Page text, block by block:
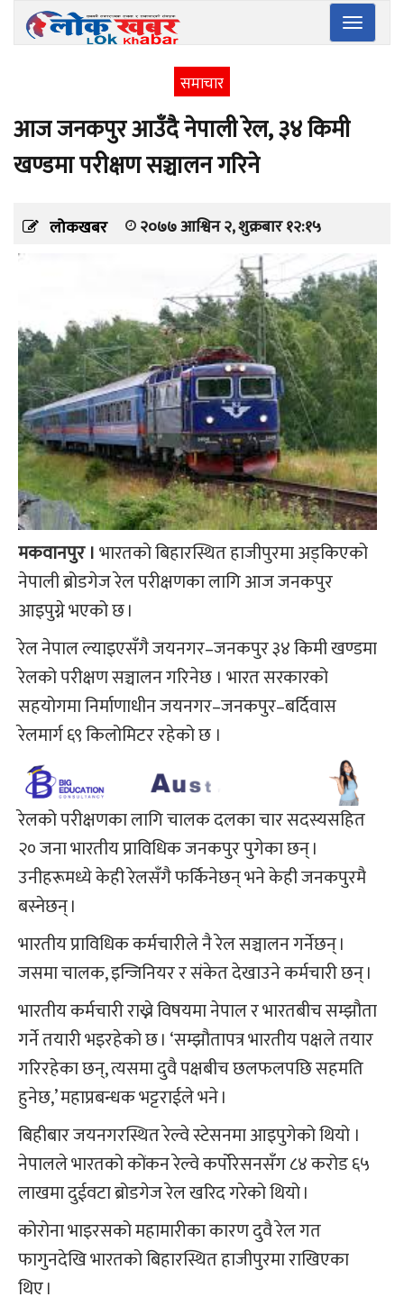
Toggle
समाचार
आज जनकपुर आउँदै नेपाली रेल, ३४ किमी
खण्डमा परीक्षण सञ्चालन गरिने
लोकखबर २०७७ आश्विन २, शुक्रबार १२:१५
मकवानपुर ।भारतको बिहारस्थित हाजीपुरमा अड्किएको
नेपाली ब्रोडगेज रेल परीक्षणका लागि आज जनकपुर
आइपुग्ने भएको छ ।
रेल नेपाल ल्याइएसँगै जयनगर–जनकपुर ३४ किमी खण्डमा
रेलको परीक्षण सञ्चालन गरिनेछ । भारत सरकारको
सहयोगमा निर्माणाधीन जयनगर–जनकपुर–बर्दिवास
रेलमार्ग ६९ किलोमिटर रहेको छ ।
रेलको परीक्षणका लागि चालक दलका चार सदस्यसहित
२० जना भारतीय प्राविधिक जनकपुर पुगेका छन् ।
उनीहरूमध्ये केही रेलसँगै फर्किनेछन् भने केही जनकपुरमै
बस्नेछन् ।
भारतीय प्राविधिक कर्मचारीले नै रेल सञ्चालन गर्नेछन् ।
जसमा चालक, इन्जिनियर र संकेत देखाउने कर्मचारी छन् ।
भारतीय कर्मचारी राख्ने विषयमा नेपाल र भारतबीच सम्झौता
गर्ने तयारी भइरहेको छ । ‘सम्झौतापत्र भारतीय पक्षले तयार
गरिरहेका छन्, त्यसमा दुवै पक्षबीच छलफलपछि सहमति
हुनेछ,’ महाप्रबन्धक भट्टराईले भने ।
बिहीबार जयनगरस्थित रेल्वे स्टेसनमा आइपुगेको थियो ।
नेपालले भारतको कोंकन रेल्वे कर्पोरेसनसँग ८४ करोड ६५
लाखमा दुईवटा ब्रोडगेज रेल खरिद गरेको थियो ।
कोरोना भाइरसको महामारीका कारण दुवै रेल गत
फागुनदेखि भारतको बिहारस्थित हाजीपुरमा राखिएका
थिए ।